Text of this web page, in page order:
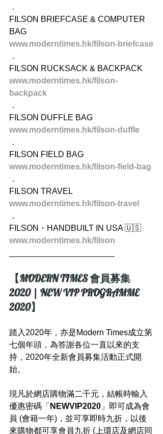
．
FILSON BRIEFCASE & COMPUTER
BAG
www.moderntimes.hk/filson-briefcase
．
FILSON RUCKSACK & BACKPACK
www.moderntimes.hk/filson-
backpack
．
FILSON DUFFLE BAG
www.moderntimes.hk/filson-duffle
．
FILSON FIELD BAG
www.moderntimes.hk/filson-field-bag
．
FILSON TRAVEL
www.moderntimes.hk/filson-travel
．
FILSON・HANDBUILT IN USA 🇺🇸
www.moderntimes.hk/filson
【MODERN TIMES 會員募集
2020 | NEW VIP PROGRAMME
2020】
踏入2020年，亦是Modern Times成立第
七個年頭，為答謝各位一直以來的支
持，2020年全新會員募集活動正式開
始。
現凡於網店購物滿二千元，結帳時輸入
優惠密碼「 NEWVIP2020 」即可成為會
員 (會籍一年)，並可享即時九折，以後
來購物都可享會員九折 (上環店及網店同